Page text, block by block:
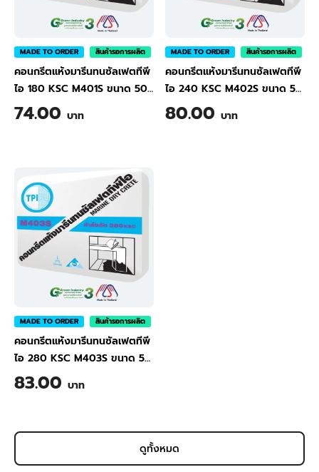
MADE TO ORDER สินค้ารอการผลิต
คอนกรีตแห้งมารีนทนซัลเฟตทีพี
ไอ 180 KSC M401S ขนาด 50
กก. |TPI Marine Dry
Concrete with Sulfate
74.00 บาท
MADE TO ORDER สินค้ารอการผลิต
คอนกรีตแห้งมารีนทนซัลเฟตทีพี
ไอ 240 KSC M402S ขนาด 50
กก.| TPI Marine Dry
Concrete with Sulfate
80.00 บาท
MADE TO ORDER สินค้ารอการผลิต
คอนกรีตแห้งมารีนทนซัลเฟตทีพี
ไอ 280 KSC M403S ขนาด 50
กก.| TPI Marine Dry
Concrete with Sulfate
83.00 บาท
ดูทั้งหมด